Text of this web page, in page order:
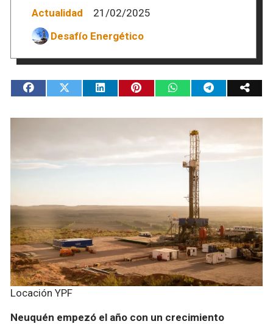
Actualidad
21/02/2025
Desafío Energético
Locación YPF
Neuquén empezó el año con un crecimiento